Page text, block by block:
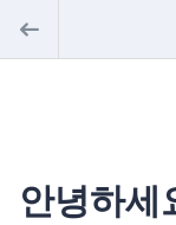
안녕하세